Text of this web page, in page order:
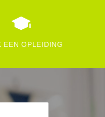
EEN OPLEIDING